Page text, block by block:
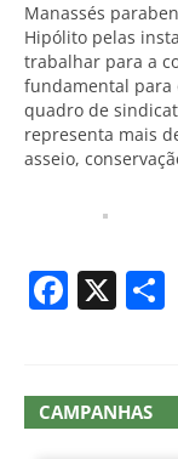
Manassés
Hipólito pelas
trabalhar para a
fundamental para
quadro de
representa mais
asseio,
X
CAMPANHAS